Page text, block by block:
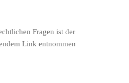
Fragen ist der
Link entnommen